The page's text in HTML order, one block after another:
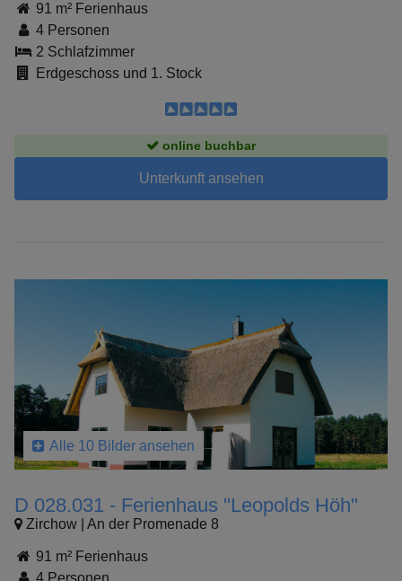
91 m² Ferienhaus
4 Personen
2 Schlafzimmer
Erdgeschoss und 1. Stock
online buchbar
Unterkunft ansehen
Alle 10 Bilder ansehen
D 028.031 - Ferienhaus "Leopolds Höh"
Zirchow | An der Promenade 8
91 m² Ferienhaus
4 Personen